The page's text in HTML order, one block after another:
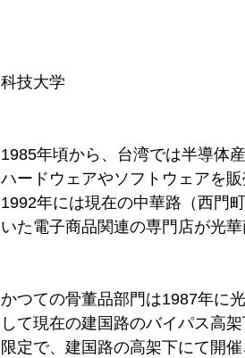
科技大学
1985年頃から、台湾では半導体
ハードウェアやソフトウェアを
1992年には現在の中華路（西門
いた電子商品関連の専門店が光
かつての骨董品部門は1987年に
して現在の建国路のバイパス高
限定で、建国路の高架下にて開催